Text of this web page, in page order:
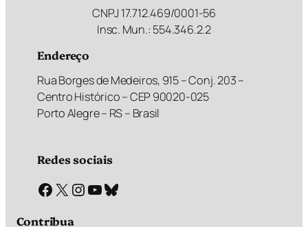
CNPJ 17.712.469/0001-56
Insc. Mun.: 554.346.2.2
Endereço
Rua Borges de Medeiros, 915 – Conj. 203 –
Centro Histórico – CEP 90020-025
Porto Alegre – RS – Brasil
Redes sociais
Facebook X Instagram Youtube Bluesky
Contribua